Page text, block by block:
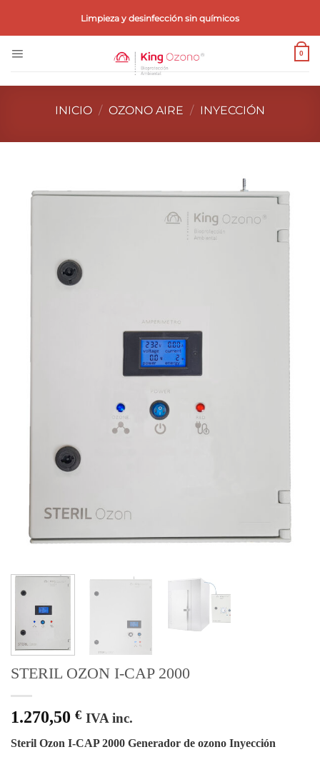
Limpieza y desinfección sin químicos
0
INICIO / OZONO AIRE / INYECCIÓN
STERIL OZON I-CAP 2000
1.270,50 € IVA inc.
Steril Ozon I-CAP 2000 Generador de ozono Inyección